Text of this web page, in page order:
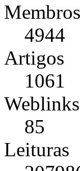
Membros
4944
Artigos
1061
Weblinks
85
Leituras